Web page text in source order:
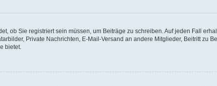
ob Sie registriert sein müssen, um Beiträge zu schreiben. Auf jeden Fall
Private Nachrichten, E-Mail-Versand an andere Mitglieder, Beitritt zu
bietet.